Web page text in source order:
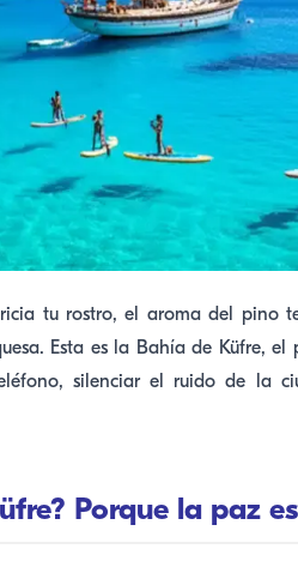
tu rostro, el aroma del pino
Esta es la Bahía de Küfre, el
silenciar el ruido de la
Porque la paz